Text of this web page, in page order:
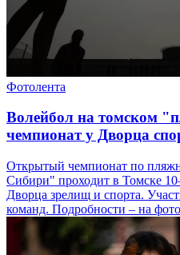
Фотолента
Волейбол на томском
чемпионат у Дворца
Открытый чемпионат по
Сибири" проходит в Томске
Дворца зрелищ и спорта.
команд. Подробности – на